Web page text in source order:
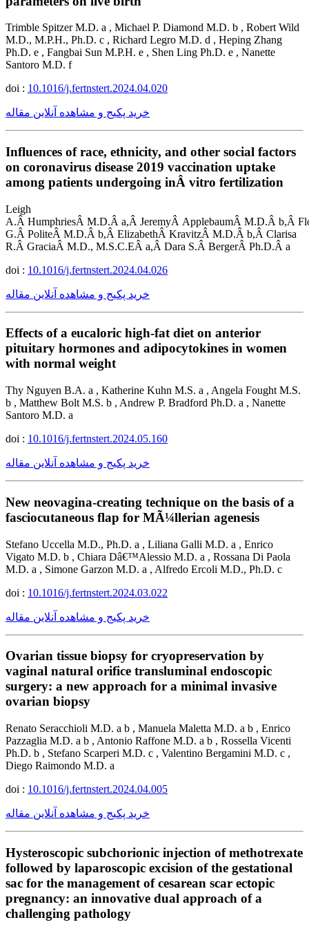
Trimble Spitzer M.D. a , Michael P. Diamond M.D. b , Robert Wild
M.D., M.P.H., Ph.D. c , Richard Legro M.D. d , Heping Zhang
Ph.D. e , Fangbai Sun M.P.H. e , Shen Ling Ph.D. e , Nanette
Santoro M.D. f
doi : 10.1016/j.fertnstert.2024.04.020
خرید پکیج و مشاهده آنلاین مقاله
Influences of race, ethnicity, and other social factors
on coronavirus disease 2019 vaccination uptake
among patients undergoing inÂ vitro fertilization
Leigh
A.Â HumphriesÂ M.D.Â a,Â JeremyÂ ApplebaumÂ M.D.Â b,Â
G.Â PoliteÂ M.D.Â b,Â ElizabethÂ KravitzÂ M.D.Â b,Â Clarisa
R.Â GraciaÂ M.D., M.S.C.EÂ a,Â Dara S.Â BergerÂ Ph.D.Â a
doi : 10.1016/j.fertnstert.2024.04.026
خرید پکیج و مشاهده آنلاین مقاله
Effects of a eucaloric high-fat diet on anterior
pituitary hormones and adipocytokines in women
with normal weight
Thy Nguyen B.A. a , Katherine Kuhn M.S. a , Angela Fought M.S.
b , Matthew Bolt M.S. b , Andrew P. Bradford Ph.D. a , Nanette
Santoro M.D. a
doi : 10.1016/j.fertnstert.2024.05.160
خرید پکیج و مشاهده آنلاین مقاله
New neovagina-creating technique on the basis of a
fasciocutaneous flap for MÃ¼llerian agenesis
Stefano Uccella M.D., Ph.D. a , Liliana Galli M.D. a , Enrico
Vigato M.D. b , Chiara Dâ€™Alessio M.D. a , Rossana Di Paola
M.D. a , Simone Garzon M.D. a , Alfredo Ercoli M.D., Ph.D. c
doi : 10.1016/j.fertnstert.2024.03.022
خرید پکیج و مشاهده آنلاین مقاله
Ovarian tissue biopsy for cryopreservation by
vaginal natural orifice transluminal endoscopic
surgery: a new approach for a minimal invasive
ovarian biopsy
Renato Seracchioli M.D. a b , Manuela Maletta M.D. a b , Enrico
Pazzaglia M.D. a b , Antonio Raffone M.D. a b , Rossella Vicenti
Ph.D. b , Stefano Scarperi M.D. c , Valentino Bergamini M.D. c ,
Diego Raimondo M.D. a
doi : 10.1016/j.fertnstert.2024.04.005
خرید پکیج و مشاهده آنلاین مقاله
Hysteroscopic subchorionic injection of methotrexate
followed by laparoscopic excision of the gestational
sac for the management of cesarean scar ectopic
pregnancy: an innovative dual approach of a
challenging pathology